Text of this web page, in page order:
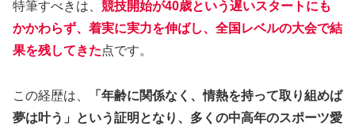
特筆すべきは、 競技開始が40歳という遅いスタートにも
かかわらず、着実に実力を伸ばし、全国レベルの大会で結
果を残してきた点です。
この経歴は、
「年齢に関係なく、情熱を持って取り組めば
夢は叶う」という証明となり、多くの中高年のスポーツ愛